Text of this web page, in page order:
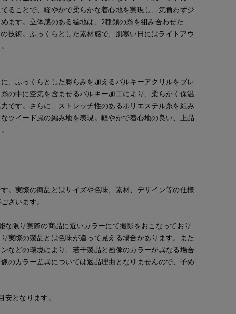
ることで、軽やかで柔らかな着心地を実現し、気負わずジ
ます。立体感のある編地は、2種類の糸を組み合わせた
技術。ふっくらとした素材感で、肌寒い日にはライトアウ
、ふっくらとした膨らみを加えるバルキーアクリルをブレ
の中に空気を含ませるバルキー加工により、柔らかく保温
です。さらに、ストレッチ性のあるポリエステル糸を組み
ツイード風の編み地を表現。軽やかで着心地の良い、上品
。実際の商品とはサイズや色味、素材、デザイン等の仕様
ざいます。
な限り実際の商品に近いカラーにて撮影をおこなっており
実際の製品とは色味が違って見える場合があります。また
などの環境により、若干製品と画像のカラーが異なる場合
のカラー差異については返品理由となりませんので、予め
安となります。